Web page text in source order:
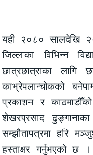
यही २०८० सालदेखि
जिल्लाका विभिन्न
छात्रछात्राका लागि
काभ्रेपलान्चोकको
प्रकाशन र काठमाडौँको
शेखरप्रसाद
सम्झौतापत्रमा हरि
हस्ताक्षर गर्नुभएको छ